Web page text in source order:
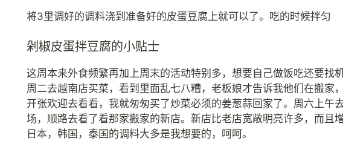
将3里调好的调料浇到准备好的皮蛋豆腐上就可以了。吃的时候拌匀
剁椒皮蛋拌豆腐的小贴士
这周本来外食频繁再加上周末的活动特别多，想要自己做饭吃还要找机
周二去越南店买菜，看到里面乱七八糟，老板娘才告诉我他们在搬家
开张欢迎去看看，我就匆匆买了炒菜必须的姜葱蒜回家了。周六上午
场，顺路去看了看那家搬家的新店。新店比老店宽敞明亮许多，而且
日本，韩国，泰国的调料大多是我想要的，呵呵。